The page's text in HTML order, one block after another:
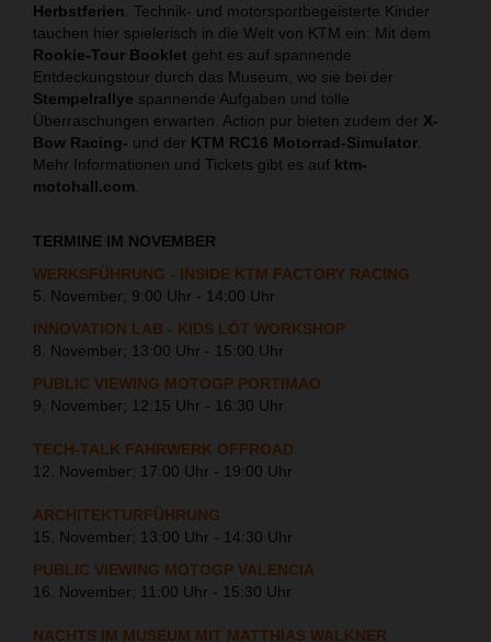
Herbstferien . Technik- und motorsportbegeisterte Kinder
tauchen hier spielerisch in die Welt von KTM ein: Mit dem
Rookie-Tour Booklet geht es auf spannende
Entdeckungstour durch das Museum, wo sie bei der
Stempelrallye spannende Aufgaben und tolle
Überraschungen erwarten. Action pur bieten zudem der X-
Bow Racing- und der KTM RC16 Motorrad-Simulator
Mehr Informationen und Tickets gibt es auf ktm-
motohall.com
TERMINE IM NOVEMBER
WERKSFÜHRUNG - INSIDE KTM FACTORY RACING
5. November; 9:00 Uhr - 14:00 Uhr
INNOVATION LAB - KIDS LÖT WORKSHOP
8. November; 13:00 Uhr - 15:00 Uhr
PUBLIC VIEWING MOTOGP PORTIMAO
9. November; 12:15 Uhr - 16:30 Uhr
TECH-TALK FAHRWERK OFFROAD
12. November; 17:00 Uhr - 19:00 Uhr
ARCHITEKTURFÜHRUNG
15. November; 13:00 Uhr - 14:30 Uhr
PUBLIC VIEWING MOTOGP VALENCIA
16. November; 11:00 Uhr - 15:30 Uhr
NACHTS IM MUSEUM MIT MATTHIAS WALKNER